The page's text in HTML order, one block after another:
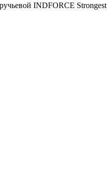
INDFORCE Strongest